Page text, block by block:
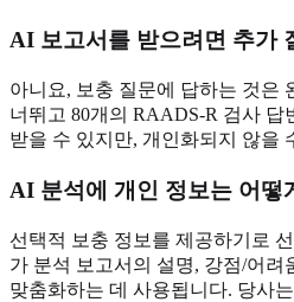
AI 보고서를 받으려면 추가
아니요, 보충 질문에 답하는 것은
너뛰고 80개의 RAADS-R 검사
받을 수 있지만, 개인화되지 않을
AI 분석에 개인 정보는 어떻
선택적 보충 정보를 제공하기로
가 분석 보고서의 설명, 강점/어려
맞춤화하는 데 사용됩니다. 당사